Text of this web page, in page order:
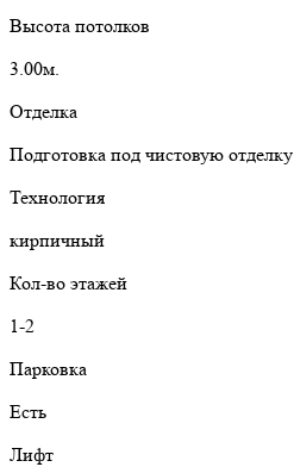
Высота потолков
3.00м.
Отделка
Подготовка под чистовую отделку
Технология
кирпичный
Кол-во этажей
1-2
Парковка
Есть
Лифт